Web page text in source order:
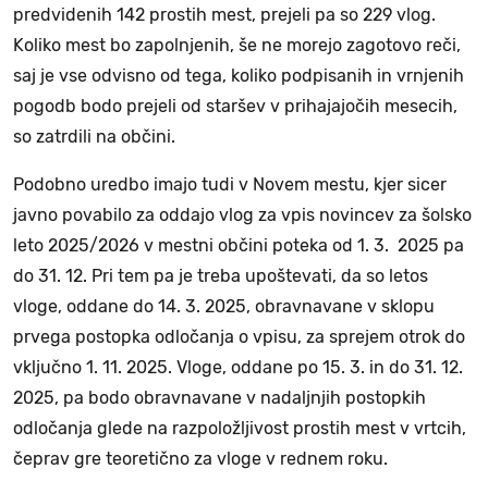
predvidenih 142 prostih mest, prejeli pa so 229 vlog.
Koliko mest bo zapolnjenih, še ne morejo zagotovo reči,
saj je vse odvisno od tega, koliko podpisanih in vrnjenih
pogodb bodo prejeli od staršev v prihajajočih mesecih,
so zatrdili na občini.
Podobno uredbo imajo tudi v Novem mestu, kjer sicer
javno povabilo za oddajo vlog za vpis novincev za šolsko
leto 2025/2026 v mestni občini poteka od 1. 3. 2025 pa
do 31. 12. Pri tem pa je treba upoštevati, da so letos
vloge, oddane do 14. 3. 2025, obravnavane v sklopu
prvega postopka odločanja o vpisu, za sprejem otrok do
vključno 1. 11. 2025. Vloge, oddane po 15. 3. in do 31. 12.
2025, pa bodo obravnavane v nadaljnjih postopkih
odločanja glede na razpoložljivost prostih mest v vrtcih,
čeprav gre teoretično za vloge v rednem roku.